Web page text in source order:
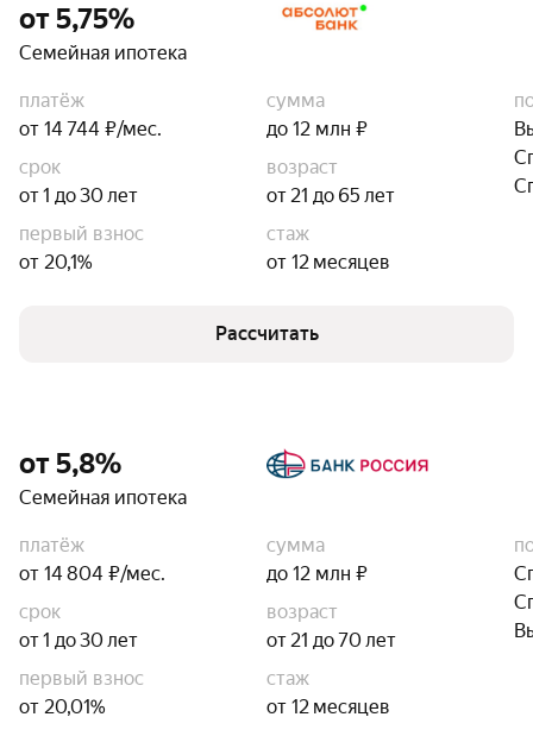
от 5,75%
Семейная ипотека
платёж
от 14 744 ₽/мес.
сумма
до 12 млн ₽
срок
от 1 до 30 лет
возраст
от 21 до 65 лет
первый взнос
от 20,1%
стаж
от 12 месяцев
Рассчитать
от 5,8%
Семейная ипотека
платёж
от 14 804 ₽/мес.
сумма
до 12 млн ₽
срок
от 1 до 30 лет
возраст
от 21 до 70 лет
первый взнос
от 20,01%
стаж
от 12 месяцев